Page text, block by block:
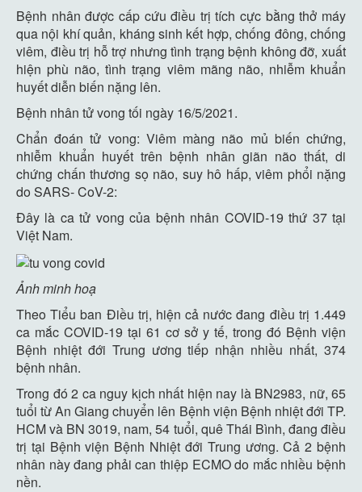
Bệnh nhân được cấp cứu điều trị tích cực bằng thở máy
qua nội khí quản, kháng sinh kết hợp, chống đông, chống
viêm, điều trị hỗ trợ nhưng tình trạng bệnh không đỡ, xuất
hiện phù não, tình trạng viêm mãng não, nhiễm khuẩn
huyết diễn biến nặng lên.
Bệnh nhân tử vong tối ngày 16/5/2021.
Chẩn đoán tử vong: Viêm màng não mủ biến chứng,
nhiễm khuẩn huyết trên bệnh nhân giãn não thất, di
chứng chấn thương sọ não, suy hô hấp, viêm phổi nặng
do SARS- CoV-2:
Đây là ca tử vong của bệnh nhân COVID-19 thứ 37 tại
Việt Nam.
Ảnh minh hoạ
Theo Tiểu ban Điều trị, hiện cả nước đang điều trị 1.449
ca mắc COVID-19 tại 61 cơ sở y tế, trong đó Bệnh viện
Bệnh nhiệt đới Trung ương tiếp nhận nhiều nhất, 374
bệnh nhân.
Trong đó 2 ca nguy kịch nhất hiện nay là BN2983, nữ, 65
tuổi từ An Giang chuyển lên Bệnh viện Bệnh nhiệt đới TP.
HCM và BN 3019, nam, 54 tuổi, quê Thái Bình, đang điều
trị tại Bệnh viện Bệnh Nhiệt đới Trung ương. Cả 2 bệnh
nhân này đang phải can thiệp ECMO do mắc nhiều bệnh
nền.